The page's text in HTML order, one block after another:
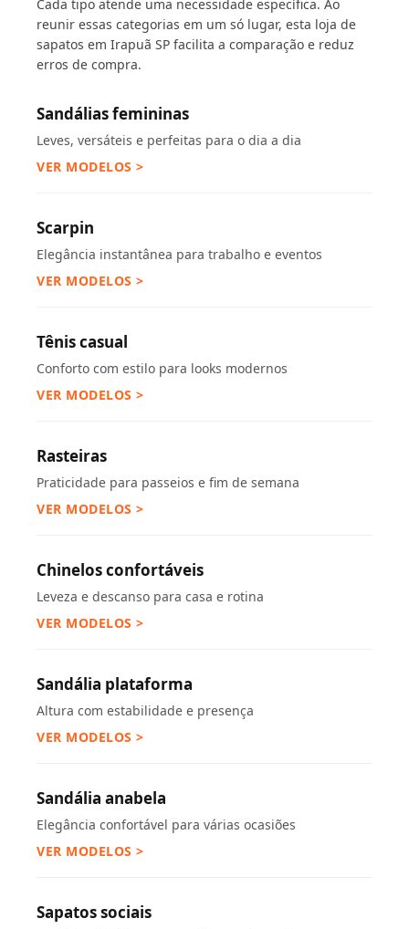
Cada tipo atende uma necessidade específica. Ao
reunir essas categorias em um só lugar, esta loja de
sapatos em Irapuã SP facilita a comparação e reduz
erros de compra.
Sandálias femininas
Leves, versáteis e perfeitas para o dia a dia
VER MODELOS >
Scarpin
Elegância instantânea para trabalho e eventos
VER MODELOS >
Tênis casual
Conforto com estilo para looks modernos
VER MODELOS >
Rasteiras
Praticidade para passeios e fim de semana
VER MODELOS >
Chinelos confortáveis
Leveza e descanso para casa e rotina
VER MODELOS >
Sandália plataforma
Altura com estabilidade e presença
VER MODELOS >
Sandália anabela
Elegância confortável para várias ocasiões
VER MODELOS >
Sapatos sociais